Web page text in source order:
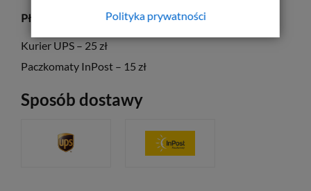
Płatność za pobraniem
Kurier UPS – 25 zł
Paczkomaty InPost – 15 zł
Sposób dostawy
Polityka prywatności